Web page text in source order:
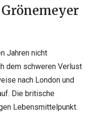
Jahren nicht
dem schweren Verlust
nach London und
Die britische
Lebensmittelpunkt.